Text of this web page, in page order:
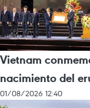
Vietnam
nacimiento del
01/08/2026 12:40